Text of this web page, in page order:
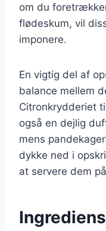
om du
flødeskum, vil
imponere.
En vigtig del af
balance mellem
Citronkrydderiet
også en dejlig
mens
dykke ned i
at servere dem